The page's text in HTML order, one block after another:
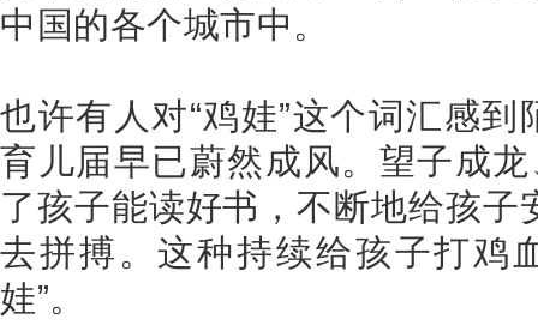
中国的各个城市中。
也许有人对“鸡娃”这个词汇感
育儿届早已蔚然成风。望子成龙
了孩子能读好书，不断地给孩
去拼搏。这种持续给孩子打鸡
娃”。